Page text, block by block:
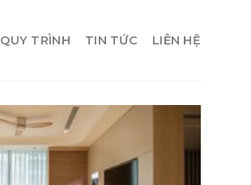
QUY TRÌNH TIN TỨC LIÊN HỆ